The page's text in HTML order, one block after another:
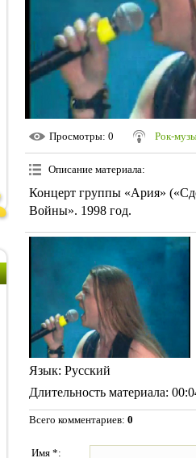
Просмотры: 0 Рок-
Описание материала:
Концерт группы «Ария»
Войны». 1998 год.
Язык: Русский
Длительность материала:
Всего комментариев: 0
Имя *: